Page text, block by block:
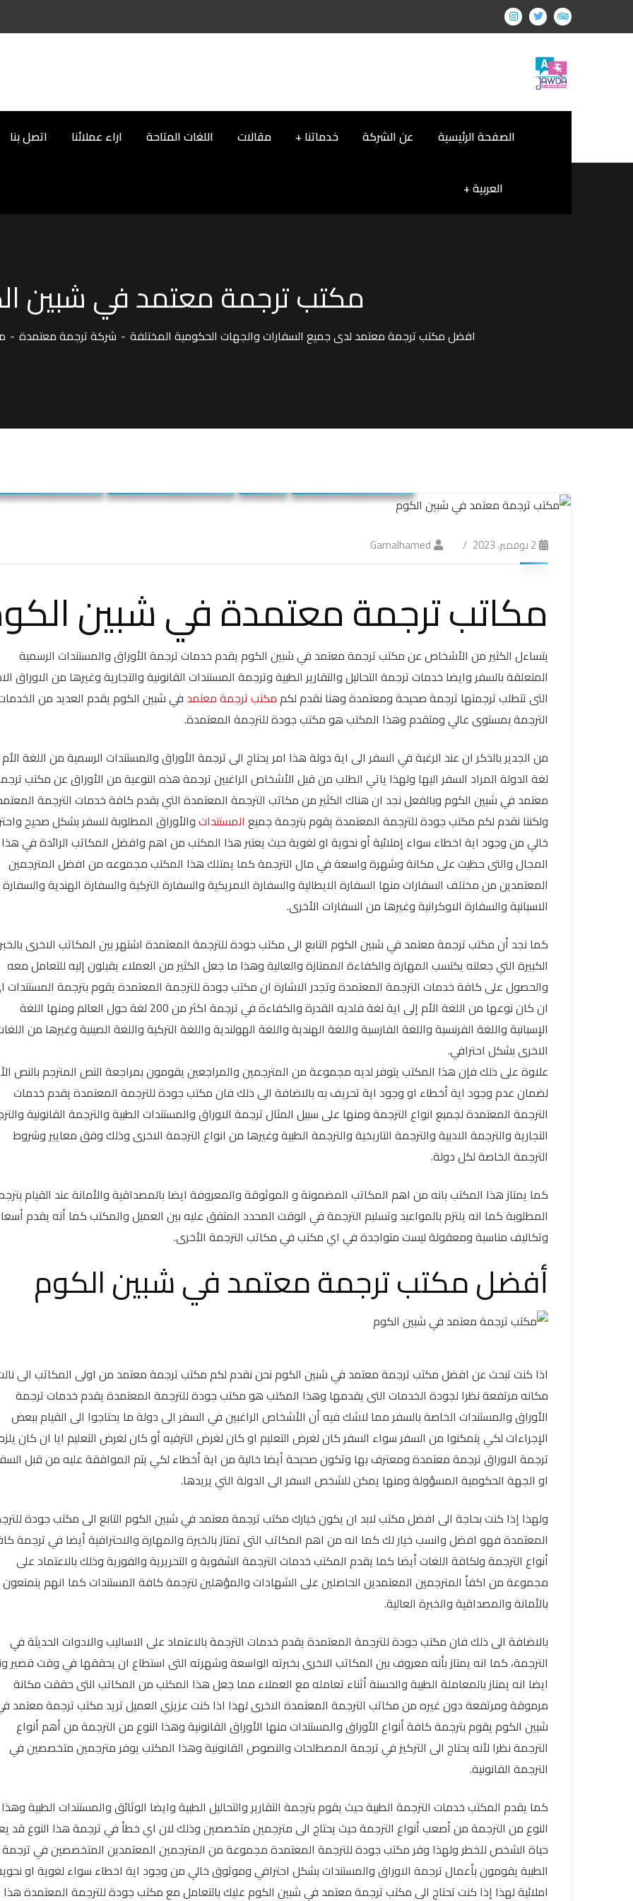
الصفحة الرئيسية عن الشركة خدماتنا مقالات اللغات المتاحة اراء عملائنا اتصل بنا
العربية
مكتب ترجمة معتمد في شبين
افضل مكتب ترجمة معتمد لدى جميع السفارات والجهات الحكومية المختلفة شركة ترجمة معتمدة
2 نوفمبر، 2023 Gamalhamed
مكاتب ترجمة معتمدة في شبين
يتساءل الكثير من الأشخاص عن مكتب ترجمة معتمد في شبين الكوم يقدم خدمات ترجمة الأوراق والمستندات الرسمية
المتعلقة بالسفر وايضا خدمات ترجمة التحاليل والتقارير الطبية وترجمة المستندات القانونية والتجارية وغيرها من الاوراق
التى تتطلب ترجمتها ترجمة صحيحة ومعتمدة وهنا نقدم لكممكتب ترجمة معتمد في شبين الكوم يقدم العديد من
الترجمة بمستوى عالي ومتقدم وهذا المكتب هو مكتب جودة للترجمة المعتمدة.
من الجدير بالذكر ان عند الرغبة في السفر الى اية دولة هذا امر يحتاج الى ترجمة الأوراق والمستندات الرسمية من اللغة
لغة الدولة المراد السفر اليها ولهذا ياتي الطلب من قبل الأشخاص الراغبين ترجمة هذه النوعية من الأوراق عن مكتب
معتمد في شبين الكوم وبالفعل نجد ان هناك الكثير من مكاتب الترجمة المعتمدة التي بقدم كافة خدمات الترجمة
ولكننا نقدم لكم مكتب جودة للترجمة المعتمدة يقوم بترجمة جميع المستنداتوالأوراق المطلوبة للسفر بشكل صحيح
خالي من وجود اية اخطاء سواء إملائية أو نحوية او لغوية حيث يعتبر هذا المكتب من اهم وافضل المكاتب الرائدة في هذا
المجال والتى حظيت على مكانة وشهرة واسعة في مال الترجمة كما يمتلك هذا المكتب مجموعه من افضل المترجمين
المعتمدين من مختلف السفارات منها السفارة الايطالية والسفارة الامريكية والسفارة التركية والسفارة الهندية والسفارة
الاسبانية والسفارة الاوكرانية وغيرها من السفارات الأخرى.
كما نجد أن مكتب ترجمة معتمد في شبين الكوم التابع الى مكتب جودة للترجمة المعتمدة اشتهر بين المكاتب الاخرى
الكبيرة التي جعلته يكتسب المهارة والكفاءة الممتازة والعالية وهذا ما جعل الكثير من العملاء يقبلون إليه للتعامل معه
والحصول على كافة خدمات الترجمة المعتمدة وتجدر الاشارة ان مكتب جودة للترجمة المعتمدة يقوم بترجمة المستندات
ان كان نوعها من اللغة الأم إلى اية لغة فلديه القدرة والكفاءة في ترجمة اكثر من 200 لغة حول العالم ومنها اللغة
الإسبانية واللغة الفرنسية واللغة الفارسية واللغة الهندية واللغة الهولندية واللغة التركية واللغة الصينية وغيرها من
الاخرى بشكل احترافي.
علاوة على ذلك فإن هذا المكتب يتوفر لديه مجموعة من المترجمين والمراجعين يقومون بمراجعة النص المترجم بالنص
لضمان عدم وجود اية أخطاء او وجود اية تحريف به بالاضافة الى ذلك فان مكتب جودة للترجمة المعتمدة يقدم خدمات
الترجمة المعتمدة لجميع انواع الترجمة ومنها على سبيل المثال ترجمة الاوراق والمستندات الطبية والترجمة القانونية
التجارية والترجمة الادبية والترجمة التاريخية والترجمة الطبية وغيرها من انواع الترجمة الاخرى وذلك وفق معايير وشروط
الترجمة الخاصة لكل دولة.
كما يمتاز هذا المكتب بانه من اهم المكاتب المضمونة و الموثوقة والمعروفة ايضا بالمصداقية والأمانة عند القيام
المطلوبة كما انه يلتزم بالمواعيد وتسليم الترجمة في الوقت المحدد المتفق عليه بين العميل والمكتب كما أنه يقدم
وتكاليف مناسبة ومعقولة ليست متواجدة في اي مكتب في مكاتب الترجمة الأخرى.
أفضل مكتب ترجمة معتمد في شبين الكوم
اذا كنت تبحث عن افضل مكتب ترجمة معتمد في شبين الكوم نحن نقدم لكم مكتب ترجمة معتمد من اولى المكاتب الى
مكانه مرتفعة نظرا لجودة الخدمات التى يقدمها وهذا المكتب هو مكتب جودة للترجمة المعتمدة يقدم خدمات ترجمة
الأوراق والمستندات الخاصة بالسفر مما لاشك فيه أن الأشخاص الراغبين في السفر الى دولة ما يحتاجوا الى القيام ببعض
الإجراءات لكي يتمكنوا من السفر سواء السفر كان لغرض التعليم او كان لغرض الترفيه أو كان لغرض التعليم ايا ان كان
ترجمة الاوراق ترجمة معتمدة ومعترف بها وتكون صحيحة أيضا خالية من اية أخطاء لكي يتم الموافقة عليه من قبل
او الجهة الحكومية المسؤولة ومنها يمكن للشخص السفر الى الدولة التي يريدها.
ولهذا إذا كنت بحاجة الى افضل مكتب لابد ان يكون خيارك مكتب ترجمة معتمد في شبين الكوم التابع الى مكتب جودة
المعتمدة فهو افضل وانسب خيار لك كما انه من اهم المكاتب التى تمتاز بالخبرة والمهارة والاحترافية أيضا في ترجمة
أنواع الترجمة ولكافة اللغات أيضا كما يقدم المكتب خدمات الترجمة الشفوية و التحريرية والفورية وذلك بالاعتماد على
مجموعة من اكفأ المترجمين المعتمدين الحاصلين على الشهادات والمؤهلين لترجمة كافة المستندات كما انهم يتمتعون
بالأمانة والمصداقية والخبرة العالية.
بالاضافة الى ذلك فان مكتب جودة للترجمة المعتمدة يقدم خدمات الترجمة بالاعتماد على الاساليب والادوات الحديثة في
الترجمة، كما انه يمتاز بأنه معروف بين المكاتب الاخرى بخبرته الواسعة وشهرته التى استطاع ان يحققها في وقت قصير
ايضا انه يمتاز بالمعاملة الطيبة والحسنة أثناء تعامله مع العملاء مما جعل هذا المكتب من المكاتب التى حققت مكانة
مرموقة ومرتفعة دون غيره من مكاتب الترجمة المعتمدة الاخرى لهذا اذا كنت عزيزي العميل تريد مكتب ترجمة معتمد
شبين الكوم يقوم بترجمة كافة أنواع الأوراق والمستندات منها الأوراق القانونية وهذا النوع من الترجمة من أهم أنواع
الترجمة نظرا لأنه يحتاج الى التركيز في ترجمة المصطلحات والنصوص القانونية وهذا المكتب يوفر مترجمين متخصصين في
الترجمة القانونية.
كما يقدم المكتب خدمات الترجمة الطبية حيث يقوم بترجمة التقارير والتحاليل الطبية وايضا الوثائق والمستندات الطبية وهذا
النوع من الترجمة من أصعب أنواع الترجمة حيث يحتاج الى مترجمين متخصصين وذلك لان اي خطأ في ترجمة هذا النوع قد
حياة الشخص للخطر ولهذا وفر مكتب جودة للترجمة المعتمدة مجموعة من المترجمين المعتمدين المتخصصين في ترجمة
الطبية يقومون بأعمال ترجمة الاوراق والمستندات بشكل احترافي وموثوق خالي من وجود اية اخطاء سواء لغوية او
املائية لهذا إذا كنت تحتاج الى مكتب ترجمة معتمد في شبين الكوم عليك بالتعامل مع مكتب جودة للترجمة المعتمدة